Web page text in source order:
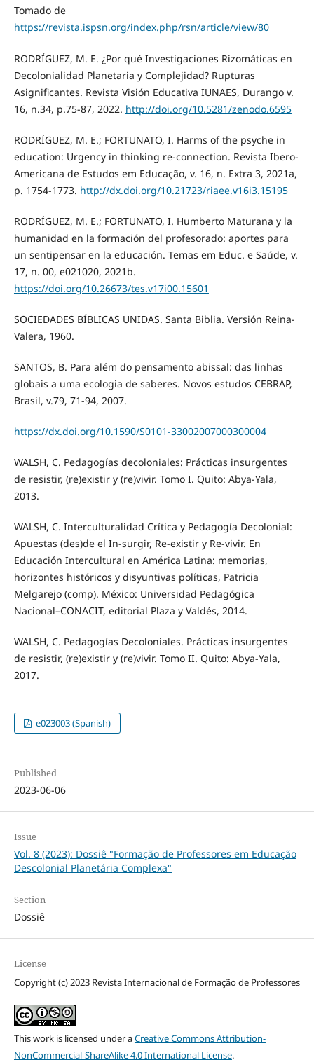
Tomado de
https://revista.ispsn.org/index.php/rsn/article/view/80
RODRÍGUEZ, M. E. ¿Por qué Investigaciones Rizomáticas en
Decolonialidad Planetaria y Complejidad? Rupturas
Asignificantes. Revista Visión Educativa IUNAES, Durango v.
16, n.34, p.75-87, 2022. http://doi.org/10.5281/zenodo.6595
RODRÍGUEZ, M. E.; FORTUNATO, I. Harms of the psyche in
education: Urgency in thinking re-connection. Revista Ibero-
Americana de Estudos em Educação, v. 16, n. Extra 3, 2021a,
p. 1754-1773. http://dx.doi.org/10.21723/riaee.v16i3.15195
RODRÍGUEZ, M. E.; FORTUNATO, I. Humberto Maturana y la
humanidad en la formación del profesorado: aportes para
un sentipensar en la educación. Temas em Educ. e Saúde, v.
17, n. 00, e021020, 2021b.
https://doi.org/10.26673/tes.v17i00.15601
SOCIEDADES BÍBLICAS UNIDAS. Santa Biblia. Versión Reina-
Valera, 1960.
SANTOS, B. Para além do pensamento abissal: das linhas
globais a uma ecologia de saberes. Novos estudos CEBRAP,
Brasil, v.79, 71-94, 2007.
https://dx.doi.org/10.1590/S0101-33002007000300004
WALSH, C. Pedagogías decoloniales: Prácticas insurgentes
de resistir, (re)existir y (re)vivir. Tomo I. Quito: Abya-Yala,
2013.
WALSH, C. Interculturalidad Crítica y Pedagogía Decolonial:
Apuestas (des)de el In-surgir, Re-existir y Re-vivir. En
Educación Intercultural en América Latina: memorias,
horizontes históricos y disyuntivas políticas, Patricia
Melgarejo (comp). México: Universidad Pedagógica
Nacional–CONACIT, editorial Plaza y Valdés, 2014.
WALSH, C. Pedagogías Decoloniales. Prácticas insurgentes
de resistir, (re)existir y (re)vivir. Tomo II. Quito: Abya-Yala,
2017.
e023003 (Spanish)
Published
2023-06-06
Issue
Vol. 8 (2023): Dossiê "Formação de Professores em Educação
Descolonial Planetária Complexa"
Section
Dossiê
License
Copyright (c) 2023 Revista Internacional de Formação de Professores
This work is licensed under aCreative Commons Attribution-
NonCommercial-ShareAlike 4.0 International License.